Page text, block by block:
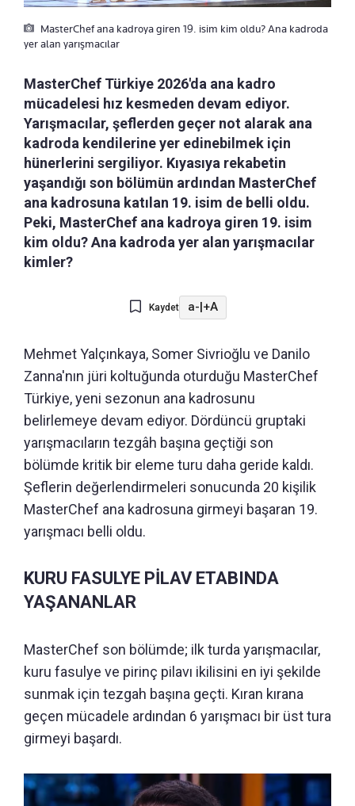
MasterChef ana kadroya giren 19. isim kim oldu? Ana kadroda
yer alan yarışmacılar
MasterChef Türkiye 2026'da ana kadro
mücadelesi hız kesmeden devam ediyor.
Yarışmacılar, şeflerden geçer not alarak ana
kadroda kendilerine yer edinebilmek için
hünerlerini sergiliyor. Kıyasıya rekabetin
yaşandığı son bölümün ardından MasterChef
ana kadrosuna katılan 19. isim de belli oldu.
Peki, MasterChef ana kadroya giren 19. isim
kim oldu? Ana kadroda yer alan yarışmacılar
kimler?
Kaydet a- +A
Mehmet Yalçınkaya, Somer Sivrioğlu ve Danilo
Zanna'nın jüri koltuğunda oturduğu MasterChef
Türkiye, yeni sezonun ana kadrosunu
belirlemeye devam ediyor. Dördüncü gruptaki
yarışmacıların tezgâh başına geçtiği son
bölümde kritik bir eleme turu daha geride kaldı.
Şeflerin değerlendirmeleri sonucunda 20 kişilik
MasterChef ana kadrosuna girmeyi başaran 19.
yarışmacı belli oldu.
KURU FASULYE PİLAV ETABINDA
YAŞANANLAR
MasterChef son bölümde; ilk turda yarışmacılar,
kuru fasulye ve pirinç pilavı ikilisini en iyi şekilde
sunmak için tezgah başına geçti. Kıran kırana
geçen mücadele ardından 6 yarışmacı bir üst tura
girmeyi başardı.